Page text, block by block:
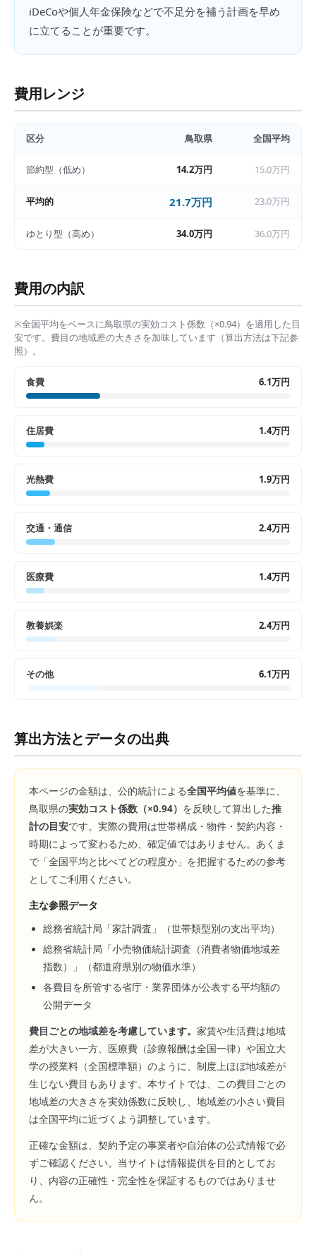
iDeCoや個人年金保険などで不足分を補う計画を早め
に立てることが重要です。
費用レンジ
区分 鳥取県 全国平均
節約型（低め） 14.2万円 15.0万円
平均的 21.7万円 23.0万円
ゆとり型（高め） 34.0万円 36.0万円
費用の内訳
※全国平均をベースに鳥取県の実効コスト係数（×0.94）を適用した目
安です。費目の地域差の大きさを加味しています（算出方法は下記参
照）。
食費 6.1万円
住居費 1.4万円
光熱費 1.9万円
交通・通信 2.4万円
医療費 1.4万円
教養娯楽 2.4万円
その他 6.1万円
算出方法とデータの出典
本ページの金額は、公的統計による全国平均値を基準に、
鳥取県の実効コスト係数（×0.94） を反映して算出した推
計の目安です。実際の費用は世帯構成・物件・契約内容・
時期によって変わるため、確定値ではありません。あくま
で「全国平均と比べてどの程度か」を把握するための参考
としてご利用ください。
主な参照データ
総務省統計局「家計調査」（世帯類型別の支出平均）
総務省統計局「小売物価統計調査（消費者物価地域差
指数）」（都道府県別の物価水準）
各費目を所管する省庁・業界団体が公表する平均額の
公開データ
費目ごとの地域差を考慮しています。 家賃や生活費は地域
差が大きい一方、医療費（診療報酬は全国一律）や国立大
学の授業料（全国標準額）のように、制度上ほぼ地域差が
生じない費目もあります。本サイトでは、この費目ごとの
地域差の大きさを実効係数に反映し、地域差の小さい費目
は全国平均に近づくよう調整しています。
正確な金額は、契約予定の事業者や自治体の公式情報で必
ずご確認ください。当サイトは情報提供を目的としてお
り、内容の正確性・完全性を保証するものではありませ
ん。